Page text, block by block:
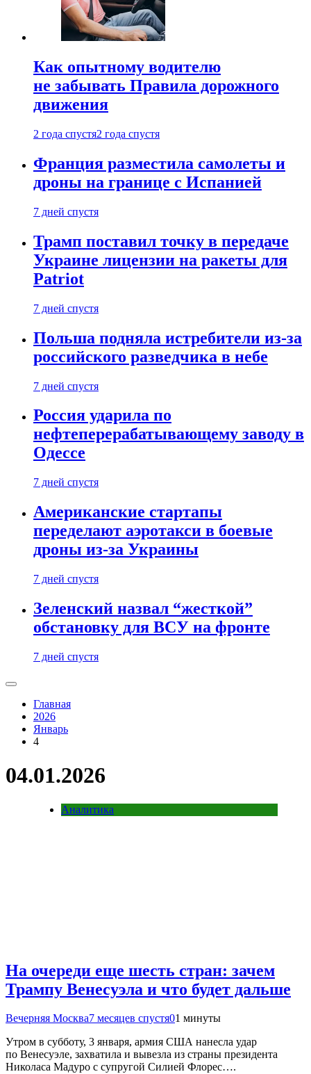
Как опытному водителю
не забывать Правила дорожного
движения
2 года спустя2 года спустя
Франция разместила самолеты и
дроны на границе с Испанией
7 дней спустя
Трамп поставил точку в передаче
Украине лицензии на ракеты для
Patriot
7 дней спустя
Польша подняла истребители из-за
российского разведчика в небе
7 дней спустя
Россия ударила по
нефтеперерабатывающему заводу в
Одессе
7 дней спустя
Американские стартапы
переделают аэротакси в боевые
дроны из-за Украины
7 дней спустя
Зеленский назвал “жесткой”
обстановку для ВСУ на фронте
7 дней спустя
Главная
2026
Январь
4
04.01.2026
Аналитика
На очереди еще шесть стран: зачем
Трампу Венесуэла и что будет дальше
Вечерняя Москва7 месяцев спустя01 минуты
Утром в субботу, 3 января, армия США нанесла удар
по Венесуэле, захватила и вывезла из страны президента
Николаса Мадуро с супругой Силией Флорес….